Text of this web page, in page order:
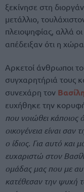
ξεκίνησε στη
μετάλλιο,
πλειοψηφίας, αλλά οι
απέδειξαν ότι η
Αρκετοί άνθρωποι
συγχαρητήριά τους
συνεχάρη τον
ευχήθηκε την
που νοιώθει κάποιος
οικογένεια είναι
ο ίδιος. Για αυτό και
ευχαριστώ στον
ομάδας μας που με
κατέθεσαν την ψυχή